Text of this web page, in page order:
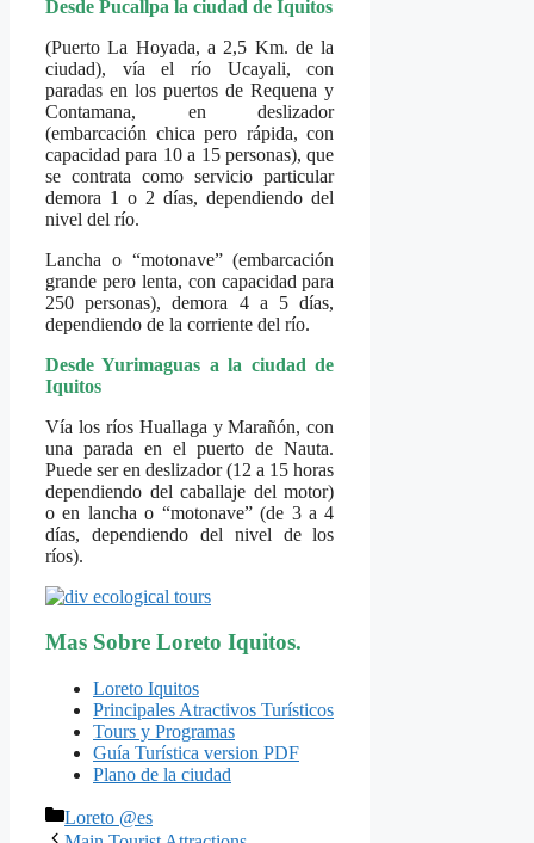
Desde Pucallpa la ciudad de Iquitos
(Puerto La Hoyada, a 2,5 Km. de la
ciudad), vía el río Ucayali, con
paradas en los puertos de Requena y
Contamana, en deslizador
(embarcación chica pero rápida, con
capacidad para 10 a 15 personas), que
se contrata como servicio particular
demora 1 o 2 días, dependiendo del
nivel del río.
Lancha o “motonave” (embarcación
grande pero lenta, con capacidad para
250 personas), demora 4 a 5 días,
dependiendo de la corriente del río.
Desde Yurimaguas a la ciudad de
Iquitos
Vía los ríos Huallaga y Marañón, con
una parada en el puerto de Nauta.
Puede ser en deslizador (12 a 15 horas
dependiendo del caballaje del motor)
o en lancha o “motonave” (de 3 a 4
días, dependiendo del nivel de los
ríos).
Mas Sobre Loreto Iquitos.
Loreto Iquitos
Principales Atractivos Turísticos
Tours y Programas
Guía Turística version PDF
Plano de la ciudad
Categorías
Loreto @es